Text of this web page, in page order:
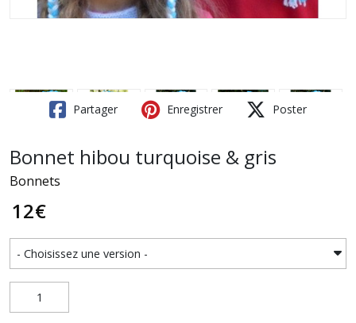
Partager Enregistrer Poster
Bonnet hibou turquoise & gris
Bonnets
12€